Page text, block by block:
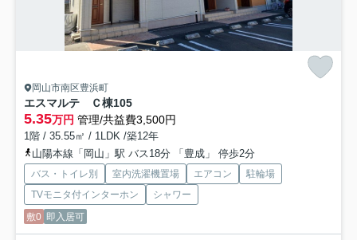
岡山市南区豊浜町
エスマルテ Ｃ棟105
5.35万円 管理/共益費3,500円
1階 / 35.55㎡ / 1LDK /築12年
山陽本線「岡山」駅 バス18分 「豊成」 停歩2分
バス・トイレ別 室内洗濯機置場 エアコン
駐輪場
TVモニタ付インターホン
シャワー
敷0 即入居可